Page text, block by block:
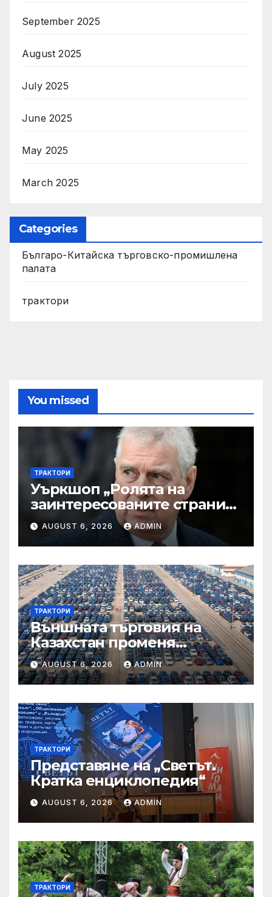
September 2025
August 2025
July 2025
June 2025
May 2025
March 2025
Categories
Българо-Китайска търговско-промишлена
палата
трактори
You missed
ТРАКТОРИ
Уъркшоп „Ролята на
заинтересованите страни
във външното осигуряване
на качеството“
AUGUST 6, 2026 ADMIN
ТРАКТОРИ
Външната търговия на
Казахстан променя
структурата си – шест
тенденции
AUGUST 6, 2026 ADMIN
ТРАКТОРИ
Представяне на „Светът.
Кратка енциклопедия“
AUGUST 6, 2026 ADMIN
ТРАКТОРИ